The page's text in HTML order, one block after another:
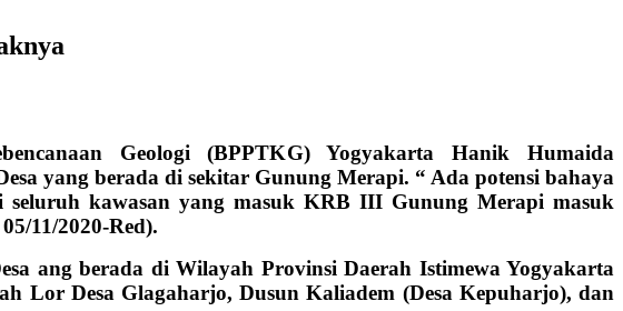
Geologi (BPPTKG) Yogyakarta Hanik Humaida
yang berada di sekitar Gunung Merapi. “ Ada potensi bahaya
kawasan yang masuk KRB III Gunung Merapi masuk
11/2020-Red).
ang berada di Wilayah Provinsi Daerah Istimewa Yogyakarta
Lor Desa Glagaharjo, Dusun Kaliadem (Desa Kepuharjo), dan